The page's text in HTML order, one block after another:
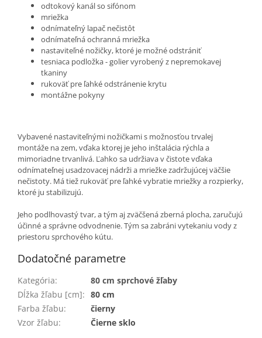
odtokový kanál so sifónom
mriežka
odnímateľný lapač nečistôt
odnímateľná ochranná mriežka
nastaviteľné nožičky, ktoré je možné odstrániť
tesniaca podložka - golier vyrobený z nepremokavej
tkaniny
rukoväť pre ľahké odstránenie krytu
montážne pokyny
Vybavené nastaviteľnými nožičkami s možnosťou trvalej
montáže na zem, vďaka ktorej je jeho inštalácia rýchla a
mimoriadne trvanlivá. Ľahko sa udržiava v čistote vďaka
odnímateľnej usadzovacej nádrži a mriežke zadržujúcej väčšie
nečistoty. Má tiež rukoväť pre ľahké vybratie mriežky a rozpierky,
ktoré ju stabilizujú.
Jeho podlhovastý tvar, a tým aj zväčšená zberná plocha, zaručujú
účinné a správne odvodnenie. Tým sa zabráni vytekaniu vody z
priestoru sprchového kútu.
Dodatočné parametre
Kategória:
80 cm sprchové žľaby
Dĺžka žľabu [cm]: 80 cm
Farba žľabu:
čierny
Vzor žľabu: Čierne sklo